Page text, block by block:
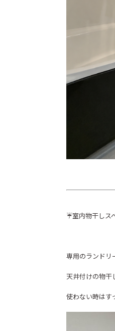
☔室内物干しス
専用のランドリ
天井付けの物干
使わない時はす